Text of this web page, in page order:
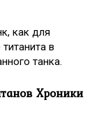
как для
в
танка.
Хроники